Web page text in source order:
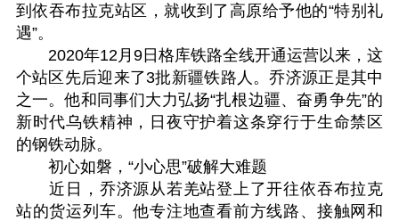
到依吞布拉克站区，就收到了高原给予他的“特别礼
遇”。
2020年12月9日格库铁路全线开通运营以来，这
个站区先后迎来了3批新疆铁路人。乔济源正是其中
之一。他和同事们大力弘扬“扎根边疆、奋勇争先”的
新时代乌铁精神，日夜守护着这条穿行于生命禁区
的钢铁动脉。
初心如磐，“小心思”破解大难题
近日，乔济源从若羌站登上了开往依吞布拉克
站的货运列车。他专注地查看前方线路、接触网和